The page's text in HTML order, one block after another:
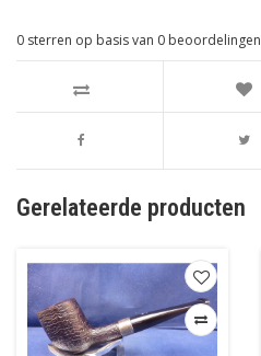
0 sterren op basis van 0 beoordelingen
Gerelateerde producten